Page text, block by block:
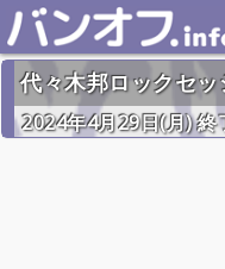
代々木邦ロックセッ
2024年4月29日(月) 終